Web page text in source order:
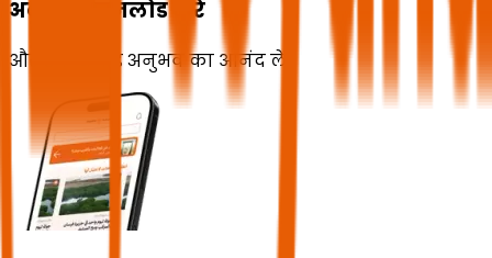
अब ऐप डाउनलोड करें
और एक बेजोड़ अनुभव का आनंद लें!